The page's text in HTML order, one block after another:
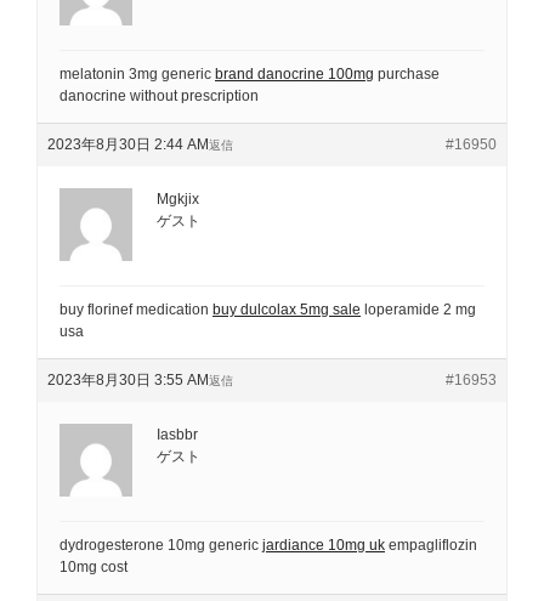
melatonin 3mg generic brand danocrine 100mg purchase
danocrine without prescription
2023年8月30日 2:44 AM #16950
返信
Mgkjix
ゲスト
buy florinef medication buy dulcolax 5mg sale loperamide 2 mg
usa
2023年8月30日 3:55 AM #16953
返信
Iasbbr
ゲスト
dydrogesterone 10mg generic jardiance 10mg uk empagliflozin
10mg cost